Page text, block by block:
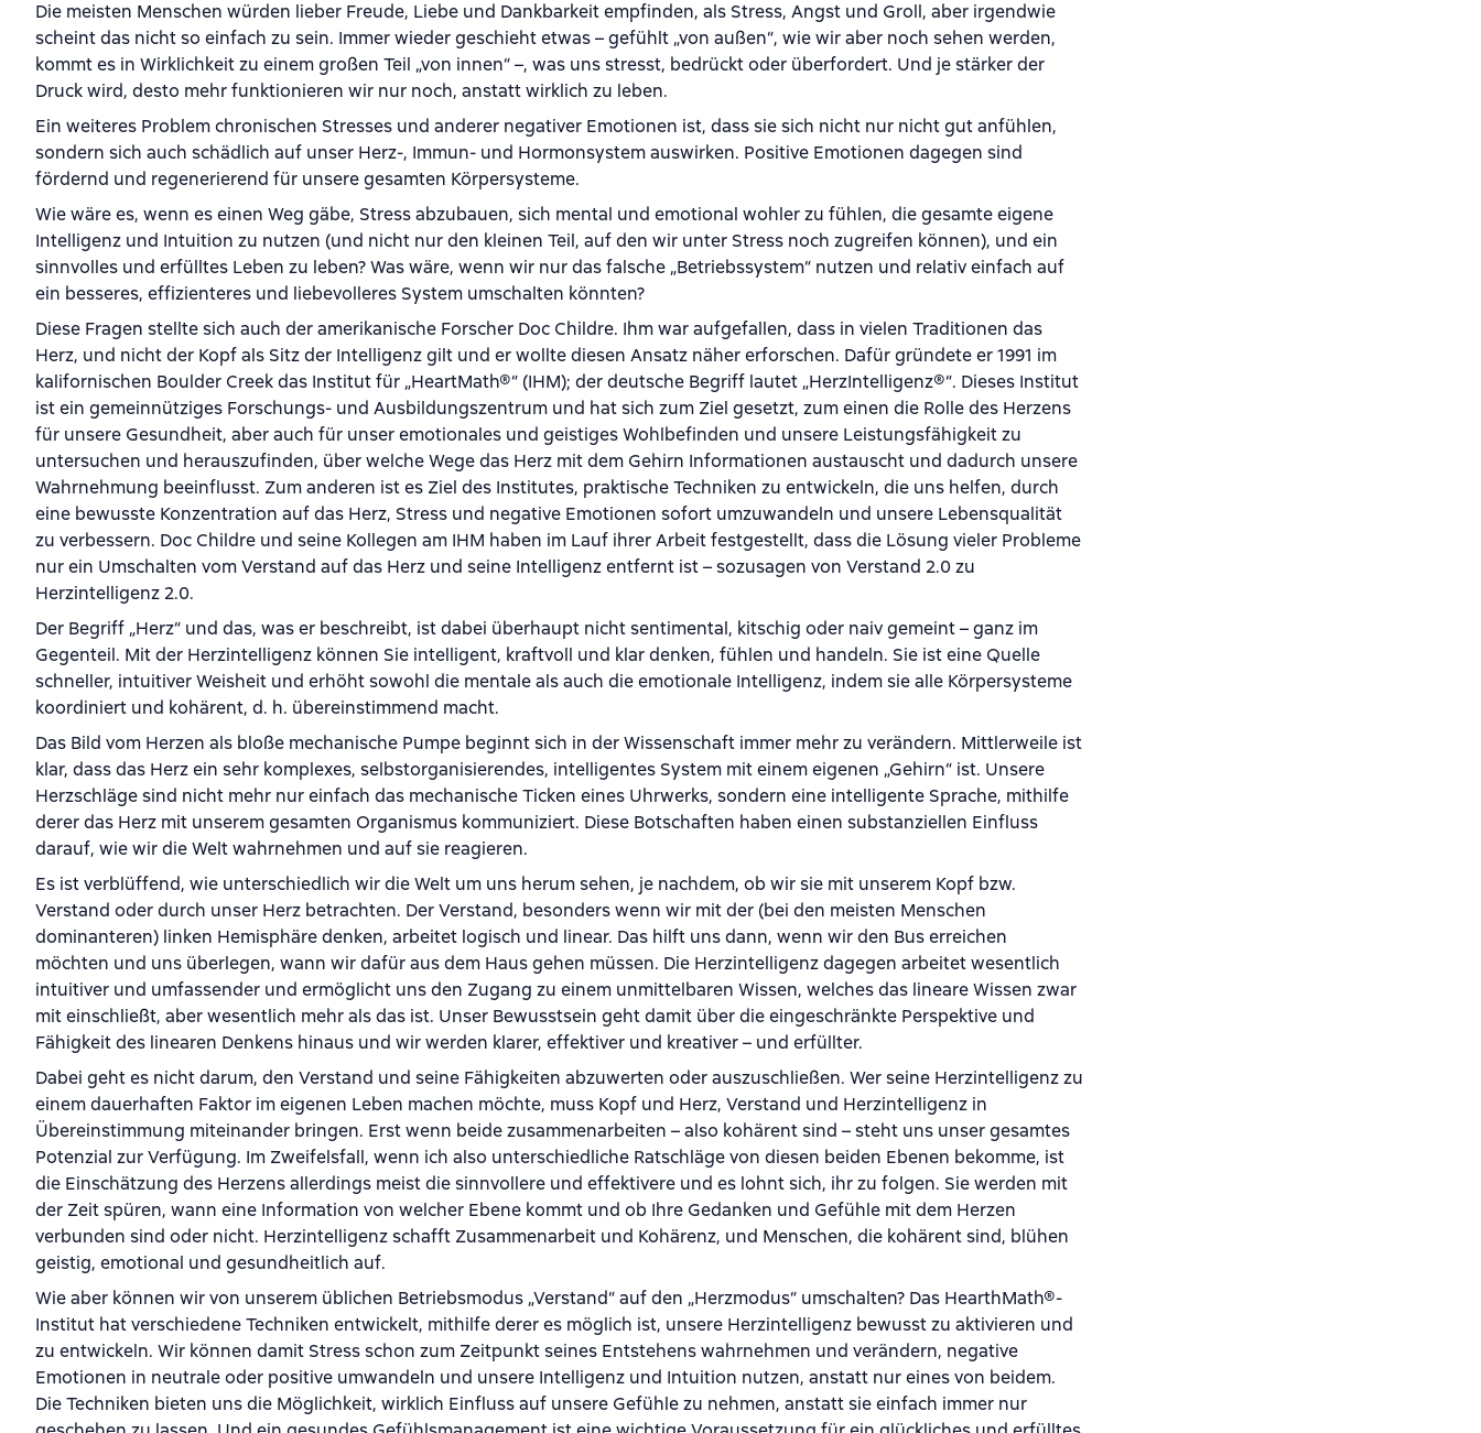
Die meisten Menschen würden lieber Freude, Liebe und Dankbarkeit empfinden, als Stress, Angst und Groll, aber irgendwie
scheint das nicht so einfach zu sein. Immer wieder geschieht etwas – gefühlt „von außen“, wie wir aber noch sehen werden,
kommt es in Wirklichkeit zu einem großen Teil „von innen“ –, was uns stresst, bedrückt oder überfordert. Und je stärker der
Druck wird, desto mehr funktionieren wir nur noch, anstatt wirklich zu leben.
Ein weiteres Problem chronischen Stresses und anderer negativer Emotionen ist, dass sie sich nicht nur nicht gut anfühlen,
sondern sich auch schädlich auf unser Herz-, Immun- und Hormonsystem auswirken. Positive Emotionen dagegen sind
fördernd und regenerierend für unsere gesamten Körpersysteme.
Wie wäre es, wenn es einen Weg gäbe, Stress abzubauen, sich mental und emotional wohler zu fühlen, die gesamte eigene
Intelligenz und Intuition zu nutzen (und nicht nur den kleinen Teil, auf den wir unter Stress noch zugreifen können), und ein
sinnvolles und erfülltes Leben zu leben? Was wäre, wenn wir nur das falsche „Betriebssystem“ nutzen und relativ einfach auf
ein besseres, effizienteres und liebevolleres System umschalten könnten?
Diese Fragen stellte sich auch der amerikanische Forscher Doc Childre. Ihm war aufgefallen, dass in vielen Traditionen das
Herz, und nicht der Kopf als Sitz der Intelligenz gilt und er wollte diesen Ansatz näher erforschen. Dafür gründete er 1991 im
kalifornischen Boulder Creek das Institut für „HeartMath®“ (IHM); der deutsche Begriff lautet „HerzIntelligenz®“. Dieses Institut
ist ein gemeinnütziges Forschungs- und Ausbildungszentrum und hat sich zum Ziel gesetzt, zum einen die Rolle des Herzens
für unsere Gesundheit, aber auch für unser emotionales und geistiges Wohlbefinden und unsere Leistungsfähigkeit zu
untersuchen und herauszufinden, über welche Wege das Herz mit dem Gehirn Informationen austauscht und dadurch unsere
Wahrnehmung beeinflusst. Zum anderen ist es Ziel des Institutes, praktische Techniken zu entwickeln, die uns helfen, durch
eine bewusste Konzentration auf das Herz, Stress und negative Emotionen sofort umzuwandeln und unsere Lebensqualität
zu verbessern. Doc Childre und seine Kollegen am IHM haben im Lauf ihrer Arbeit festgestellt, dass die Lösung vieler Probleme
nur ein Umschalten vom Verstand auf das Herz und seine Intelligenz entfernt ist – sozusagen von Verstand 2.0 zu
Herzintelligenz 2.0.
Der Begriff „Herz“ und das, was er beschreibt, ist dabei überhaupt nicht sentimental, kitschig oder naiv gemeint – ganz im
Gegenteil. Mit der Herzintelligenz können Sie intelligent, kraftvoll und klar denken, fühlen und handeln. Sie ist eine Quelle
schneller, intuitiver Weisheit und erhöht sowohl die mentale als auch die emotionale Intelligenz, indem sie alle Körpersysteme
koordiniert und kohärent, d. h. übereinstimmend macht.
Das Bild vom Herzen als bloße mechanische Pumpe beginnt sich in der Wissenschaft immer mehr zu verändern. Mittlerweile ist
klar, dass das Herz ein sehr komplexes, selbstorganisierendes, intelligentes System mit einem eigenen „Gehirn“ ist. Unsere
Herzschläge sind nicht mehr nur einfach das mechanische Ticken eines Uhrwerks, sondern eine intelligente Sprache, mithilfe
derer das Herz mit unserem gesamten Organismus kommuniziert. Diese Botschaften haben einen substanziellen Einfluss
darauf, wie wir die Welt wahrnehmen und auf sie reagieren.
Es ist verblüffend, wie unterschiedlich wir die Welt um uns herum sehen, je nachdem, ob wir sie mit unserem Kopf bzw.
Verstand oder durch unser Herz betrachten. Der Verstand, besonders wenn wir mit der (bei den meisten Menschen
dominanteren) linken Hemisphäre denken, arbeitet logisch und linear. Das hilft uns dann, wenn wir den Bus erreichen
möchten und uns überlegen, wann wir dafür aus dem Haus gehen müssen. Die Herzintelligenz dagegen arbeitet wesentlich
intuitiver und umfassender und ermöglicht uns den Zugang zu einem unmittelbaren Wissen, welches das lineare Wissen zwar
mit einschließt, aber wesentlich mehr als das ist. Unser Bewusstsein geht damit über die eingeschränkte Perspektive und
Fähigkeit des linearen Denkens hinaus und wir werden klarer, effektiver und kreativer – und erfüllter.
Dabei geht es nicht darum, den Verstand und seine Fähigkeiten abzuwerten oder auszuschließen. Wer seine Herzintelligenz zu
einem dauerhaften Faktor im eigenen Leben machen möchte, muss Kopf und Herz, Verstand und Herzintelligenz in
Übereinstimmung miteinander bringen. Erst wenn beide zusammenarbeiten – also kohärent sind – steht uns unser gesamtes
Potenzial zur Verfügung. Im Zweifelsfall, wenn ich also unterschiedliche Ratschläge von diesen beiden Ebenen bekomme, ist
die Einschätzung des Herzens allerdings meist die sinnvollere und effektivere und es lohnt sich, ihr zu folgen. Sie werden mit
der Zeit spüren, wann eine Information von welcher Ebene kommt und ob Ihre Gedanken und Gefühle mit dem Herzen
verbunden sind oder nicht. Herzintelligenz schafft Zusammenarbeit und Kohärenz, und Menschen, die kohärent sind, blühen
geistig, emotional und gesundheitlich auf.
Wie aber können wir von unserem üblichen Betriebsmodus „Verstand“ auf den „Herzmodus“ umschalten? Das HearthMath®-
Institut hat verschiedene Techniken entwickelt, mithilfe derer es möglich ist, unsere Herzintelligenz bewusst zu aktivieren und
zu entwickeln. Wir können damit Stress schon zum Zeitpunkt seines Entstehens wahrnehmen und verändern, negative
Emotionen in neutrale oder positive umwandeln und unsere Intelligenz und Intuition nutzen, anstatt nur eines von beidem.
Die Techniken bieten uns die Möglichkeit, wirklich Einfluss auf unsere Gefühle zu nehmen, anstatt sie einfach immer nur